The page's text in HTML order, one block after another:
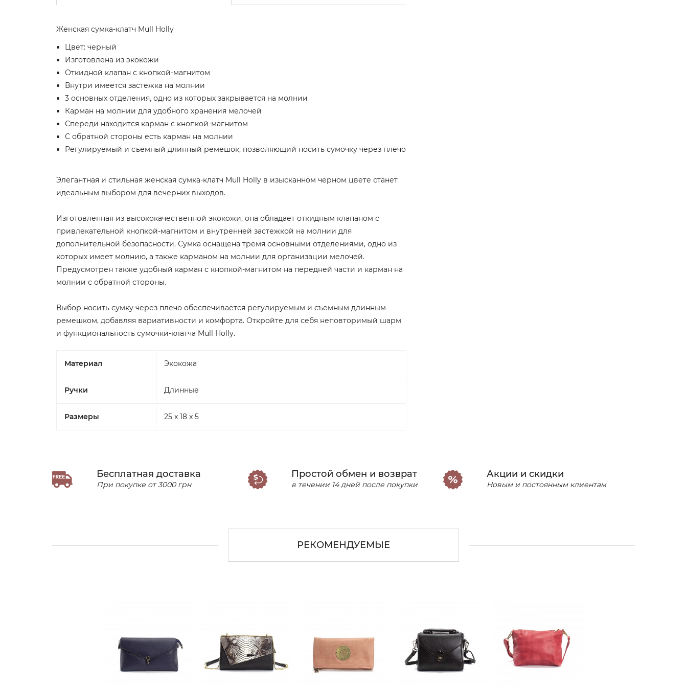
Женская сумка-клатч Mull Holly
Цвет: черный
Изготовлена из экокожи
Откидной клапан с кнопкой-магнитом
Внутри имеется застежка на молнии
3 основных отделения, одно из которых закрывается на молнии
Карман на молнии для удобного хранения мелочей
Спереди находится карман с кнопкой-магнитом
С обратной стороны есть карман на молнии
Регулируемый и съемный длинный ремешок, позволяющий носить сумочку через плечо
Элегантная и стильная женская сумка-клатч Mull Holly в изысканном черном цвете станет
идеальным выбором для вечерних выходов.
Изготовленная из высококачественной экокожи, она обладает откидным клапаном с
привлекательной кнопкой-магнитом и внутренней застежкой на молнии для
дополнительной безопасности. Сумка оснащена тремя основными отделениями, одно из
которых имеет молнию, а также карманом на молнии для организации мелочей.
Предусмотрен также удобный карман с кнопкой-магнитом на передней части и карман на
молнии с обратной стороны.
Выбор носить сумку через плечо обеспечивается регулируемым и съемным длинным
ремешком, добавляя вариативности и комфорта. Откройте для себя неповторимый шарм
и функциональность сумочки-клатча Mull Holly.
Материал Экокожа
Ручки Длинные
Размеры 25 x 18 x 5
Бесплатная доставка
При покупке от 3000 грн
Простой обмен и возврат
в течении 14 дней после покупки
Акции и скидки
Новым и постоянным клиентам
РЕКОМЕНДУЕМЫЕ